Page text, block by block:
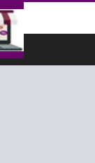
التخطي إلى المحتوى